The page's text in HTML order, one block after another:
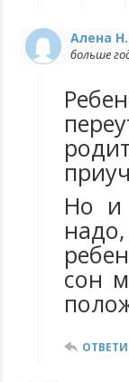
Алена Н.
больше
Но и
сон